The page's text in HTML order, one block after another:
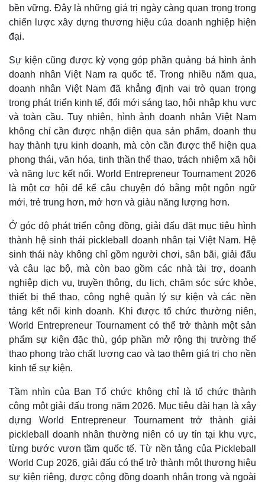
bền vững. Đây là những giá trị ngày càng quan trọng trong
chiến lược xây dựng thương hiệu của doanh nghiệp hiện
đại.
Sự kiện cũng được kỳ vọng góp phần quảng bá hình ảnh
doanh nhân Việt Nam ra quốc tế. Trong nhiều năm qua,
doanh nhân Việt Nam đã khẳng định vai trò quan trọng
trong phát triển kinh tế, đổi mới sáng tạo, hội nhập khu vực
và toàn cầu. Tuy nhiên, hình ảnh doanh nhân Việt Nam
không chỉ cần được nhận diện qua sản phẩm, doanh thu
hay thành tựu kinh doanh, mà còn cần được thể hiện qua
phong thái, văn hóa, tinh thần thể thao, trách nhiệm xã hội
và năng lực kết nối. World Entrepreneur Tournament 2026
là một cơ hội để kể câu chuyện đó bằng một ngôn ngữ
mới, trẻ trung hơn, mở hơn và giàu năng lượng hơn.
Ở góc độ phát triển cộng đồng, giải đấu đặt mục tiêu hình
thành hệ sinh thái pickleball doanh nhân tại Việt Nam. Hệ
sinh thái này không chỉ gồm người chơi, sân bãi, giải đấu
và câu lạc bộ, mà còn bao gồm các nhà tài trợ, doanh
nghiệp dịch vụ, truyền thông, du lịch, chăm sóc sức khỏe,
thiết bị thể thao, công nghệ quản lý sự kiện và các nền
tảng kết nối kinh doanh. Khi được tổ chức thường niên,
World Entrepreneur Tournament có thể trở thành một sản
phẩm sự kiện đặc thù, góp phần mở rộng thị trường thể
thao phong trào chất lượng cao và tạo thêm giá trị cho nền
kinh tế sự kiện.
Tầm nhìn của Ban Tổ chức không chỉ là tổ chức thành
công một giải đấu trong năm 2026. Mục tiêu dài hạn là xây
dựng World Entrepreneur Tournament trở thành giải
pickleball doanh nhân thường niên có uy tín tại khu vực,
từng bước vươn tầm quốc tế. Từ nền tảng của Pickleball
World Cup 2026, giải đấu có thể trở thành một thương hiệu
sự kiện riêng, được cộng đồng doanh nhân trong và ngoài